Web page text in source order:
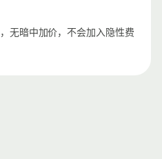
无暗中加价，不会加入隐性费